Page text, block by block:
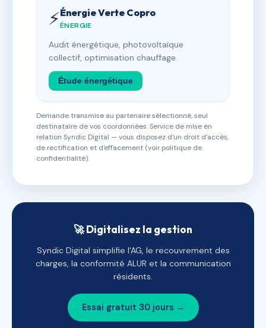
⚡Énergie Verte Copro
ÉNERGIE
Audit énergétique, photovoltaïque
collectif, optimisation chauffage.
Étude énergétique
Demande transmise au partenaire sélectionné, seul
destinataire de vos coordonnées. Service de mise en
relation Syndic Digital — vous disposez d'un droit d'accès,
de rectification et d'effacement (voir politique de
confidentialité).
🚀 Digitalisez la gestion
Syndic Digital simplifie l'AG, le recouvrement des
charges, la conformité ALUR et la communication
résidents.
Essai gratuit 30 jours →